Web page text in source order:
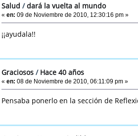
Salud /dará la vuelta al mundo
«en: 09 de Noviembre de 2010, 12:30:16 pm »
¡¡ayudala!!
Graciosos / Hace 40 años
«en: 08 de Noviembre de 2010, 06:11:09 pm »
Pensaba ponerlo en la sección de